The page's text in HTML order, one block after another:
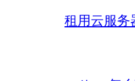
租用云服务